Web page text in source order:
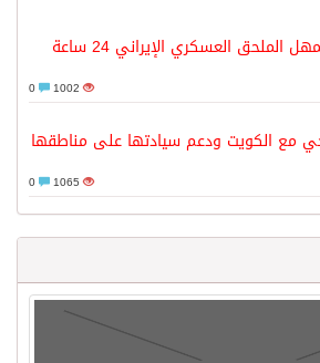
السعودية تمهل الملحق العسكري الإيراني 24 ساعة
1002
مع الكويت ودعم سيادتها على مناطقها
1065